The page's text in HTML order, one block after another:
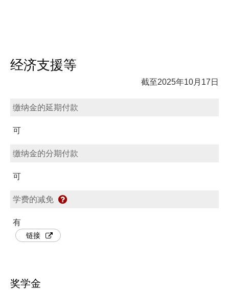
经济支援等
截至2025年10月17日
缴纳金的延期付款
可
缴纳金的分期付款
可
学费的减免
有
链接
奖学金